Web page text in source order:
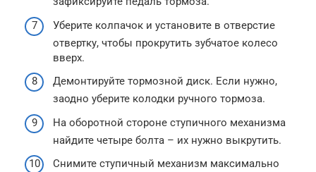
Уберите колпачок и установите в отверстие
отвертку, чтобы прокрутить зубчатое колесо
вверх.
Демонтируйте тормозной диск. Если нужно,
заодно уберите колодки ручного тормоза.
На оборотной стороне ступичного механизма
найдите четыре болта – их нужно выкрутить.
Снимите ступичный механизм максимально